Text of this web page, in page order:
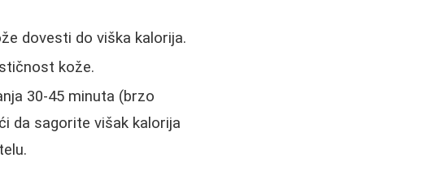
dovesti do viška kalorija.
kože.
30-45 minuta (brzo
da sagorite višak kalorija